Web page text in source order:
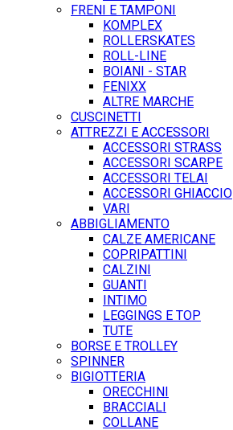
FRENI E TAMPONI
KOMPLEX
ROLLERSKATES
ROLL-LINE
BOIANI - STAR
FENIXX
ALTRE MARCHE
CUSCINETTI
ATTREZZI E ACCESSORI
ACCESSORI STRASS
ACCESSORI SCARPE
ACCESSORI TELAI
ACCESSORI GHIACCIO
VARI
ABBIGLIAMENTO
CALZE AMERICANE
COPRIPATTINI
CALZINI
GUANTI
INTIMO
LEGGINGS E TOP
TUTE
BORSE E TROLLEY
SPINNER
BIGIOTTERIA
ORECCHINI
BRACCIALI
COLLANE